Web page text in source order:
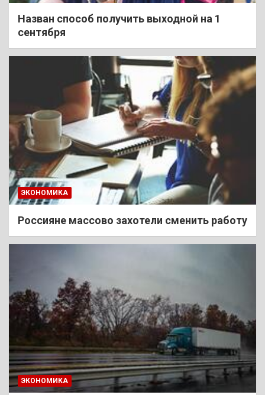
Назван способ получить выходной на 1
сентября
ЭКОНОМИКА
Россияне массово захотели сменить работу
ЭКОНОМИКА